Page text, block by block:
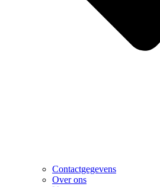
Contactgegevens
Over ons